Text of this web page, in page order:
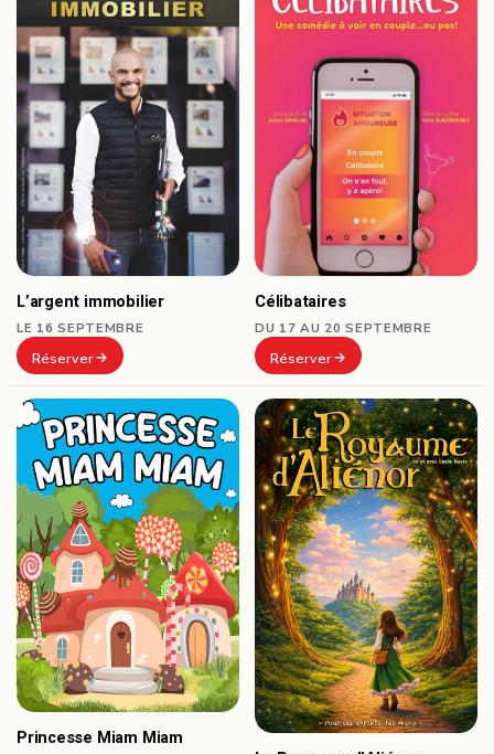
L’argent immobilier
LE 16 SEPTEMBRE
Réserver
Célibataires
DU 17 AU 20 SEPTEMBRE
Réserver
Princesse Miam Miam